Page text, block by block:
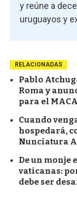
y reúne a
uruguayos y
RELACIONADAS
Pablo
Roma y
para el
Cuando
hospedará,
Nunciatura
De un monje
vaticanas:
debe ser